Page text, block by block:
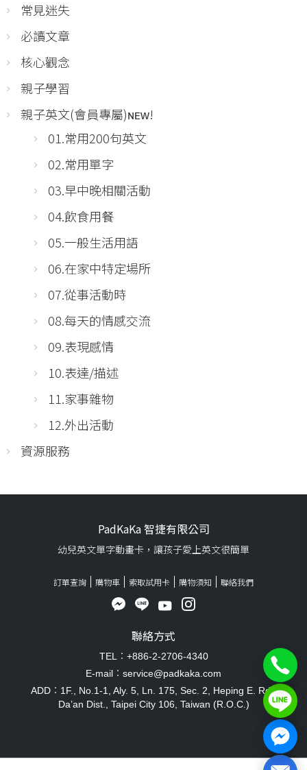
常見迷失
必讀文章
核心觀念
親子學習
親子英文(會員專屬)ɴᴇᴡ!
01.常用200句英文
02.常用單字
03.早中晚相關活動
04.飲食用餐
05.一般生活用語
06.在家中特定場所
07.從事活動時
08.每天的情感交流
09.表現感情
10.表達/描述
11.家事雜物
12.外出活動
資源服務
PadKaKa 智捷有限公司
幼兒英文單字動畫卡，讓孩子愛上英文很簡單
訂單查詢 購物車 索取試用卡 購物須知 聯絡我們
聯絡方式
TEL：+886-2-2706-4340
E-mail：service@padkaka.com
ADD：1F., No.1-1, Aly. 5, Ln. 175, Sec. 2, Heping E. Rd.,
Da’an Dist., Taipei City 106, Taiwan (R.O.C.)